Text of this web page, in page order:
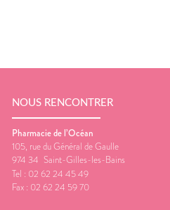
NOUS RENCONTRER
Pharmacie de l’Océan
105, rue du Général de Gaulle
974 34 Saint-Gilles-les-Bains
Tel : 02 62 24 45 49
Fax : 02 62 24 59 70